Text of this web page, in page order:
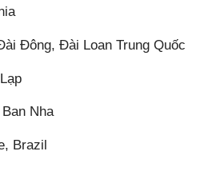
Đông, Đài Loan Trung Quốc
Nha
Brazil